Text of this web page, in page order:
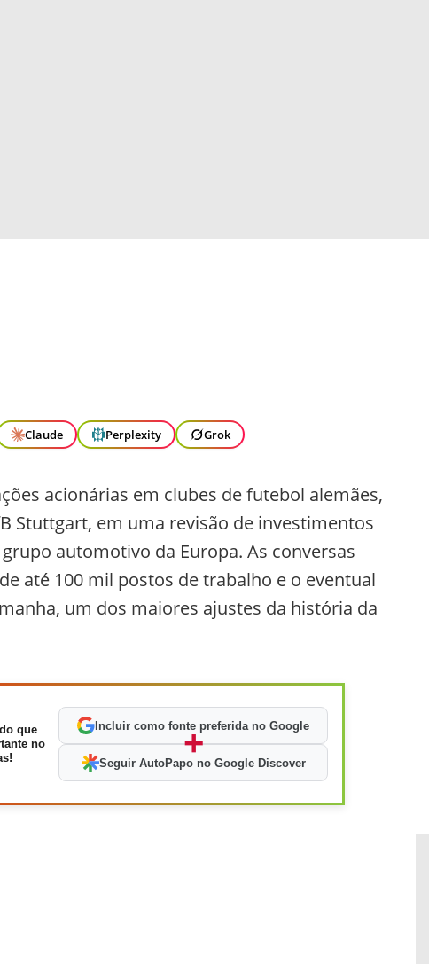
Claude Perplexity Grok
acionárias em clubes de futebol alemães,
Stuttgart, em uma revisão de investimentos
automotivo da Europa. As conversas
até 100 mil postos de trabalho e o eventual
um dos maiores ajustes da história da
que
no
Incluir como fonte preferida no Google
+
Seguir AutoPapo no Google Discover